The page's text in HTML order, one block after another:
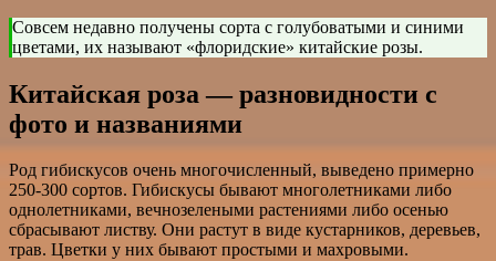
Совсем недавно получены сорта с голубоватыми и синими
цветами, их называют «флоридские» китайские розы.
Китайская роза — разновидности с
фото и названиями
Род гибискусов очень многочисленный, выведено примерно
250-300 сортов. Гибискусы бывают многолетниками либо
однолетниками, вечнозелеными растениями либо осенью
сбрасывают листву. Они растут в виде кустарников, деревьев,
трав. Цветки у них бывают простыми и махровыми.